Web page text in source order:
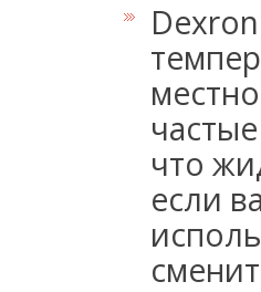
что
если